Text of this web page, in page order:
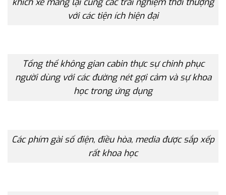
với các tiện ích hiện đại
Tổng thể không gian cabin thực sự chinh phục
người dùng với các đường nét gợi cảm và sự khoa
học trong ứng dụng
Các phím gài số điện, điều hòa, media được sắp xếp
rất khoa học